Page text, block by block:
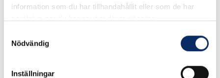
information som du har tillhandahållit eller som de har
Nödvändig
Inställningar
I lager
remove Lägg i varukorg